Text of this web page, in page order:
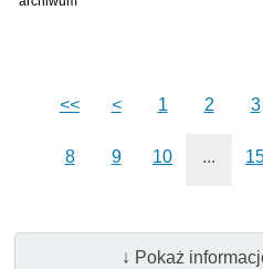
<< < 1 2 3
8 9 10 ...
↓ Pokaż